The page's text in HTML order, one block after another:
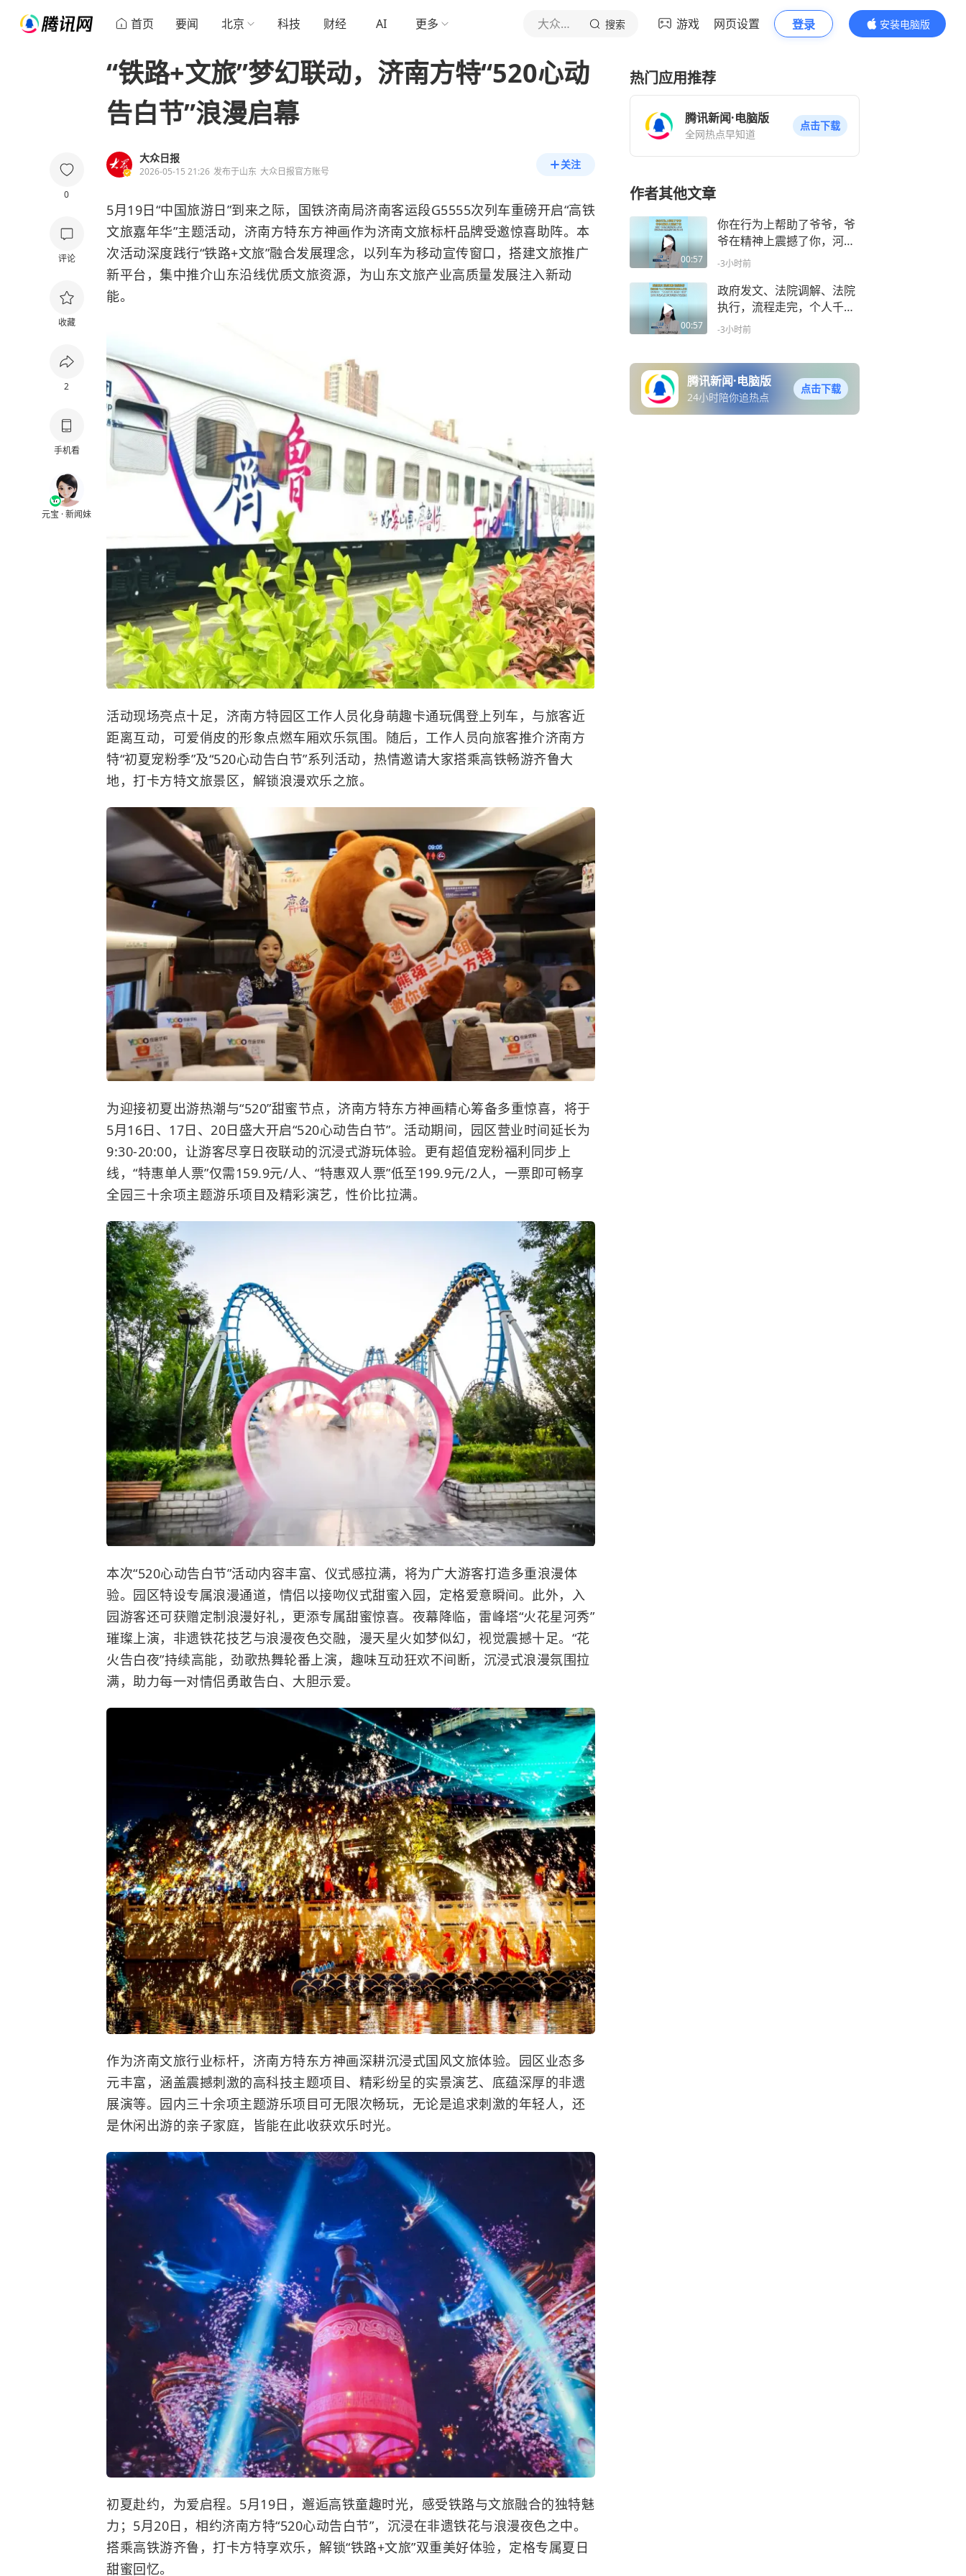
首页 要闻 北京 科技 财经 AI 更多 大众日报 搜索 游戏 网页设置 登录
安装电脑版
内容更精彩
0
评论
收藏
2
手机看
元宝 · 新闻妹
“铁路+文旅”梦幻联动，济南方特“520心动
告白节”浪漫启幕
大众日报
2026-05-15 21:26 发布于山东 大众日报官方账号
关注
5月19日“中国旅游日”到来之际，国铁济南局济南客运段G5555次列车重磅开启“高铁
文旅嘉年华”主题活动，济南方特东方神画作为济南文旅标杆品牌受邀惊喜助阵。本
次活动深度践行“铁路+文旅”融合发展理念，以列车为移动宣传窗口，搭建文旅推广
新平台，集中推介山东沿线优质文旅资源，为山东文旅产业高质量发展注入新动
能。
活动现场亮点十足，济南方特园区工作人员化身萌趣卡通玩偶登上列车，与旅客近
距离互动，可爱俏皮的形象点燃车厢欢乐氛围。随后，工作人员向旅客推介济南方
特“初夏宠粉季”及“520心动告白节”系列活动，热情邀请大家搭乘高铁畅游齐鲁大
地，打卡方特文旅景区，解锁浪漫欢乐之旅。
为迎接初夏出游热潮与“520”甜蜜节点，济南方特东方神画精心筹备多重惊喜，将于
5月16日、17日、20日盛大开启“520心动告白节”。活动期间，园区营业时间延长为
9:30-20:00，让游客尽享日夜联动的沉浸式游玩体验。更有超值宠粉福利同步上
线，“特惠单人票”仅需159.9元/人、“特惠双人票”低至199.9元/2人，一票即可畅享
全园三十余项主题游乐项目及精彩演艺，性价比拉满。
本次“520心动告白节”活动内容丰富、仪式感拉满，将为广大游客打造多重浪漫体
验。园区特设专属浪漫通道，情侣以接吻仪式甜蜜入园，定格爱意瞬间。此外，入
园游客还可获赠定制浪漫好礼，更添专属甜蜜惊喜。夜幕降临， 雷峰塔“火花星河秀”
璀璨上演，非遗铁花技艺与浪漫夜色交融，漫天星火如梦似幻，视觉震撼十足。“花
火告白夜”持续高能，劲歌热舞轮番上演，趣味互动狂欢不间断，沉浸式浪漫氛围拉
满，助力每一对情侣勇敢告白、大胆示爱。
作为济南文旅行业标杆，济南方特东方神画深耕沉浸式国风文旅体验。园区业态多
元丰富，涵盖震撼刺激的高科技主题项目、精彩纷呈的实景演艺、底蕴深厚的非遗
展演等。园内三十余项主题游乐项目可无限次畅玩，无论是追求刺激的年轻人，还
是休闲出游的亲子家庭，皆能在此收获欢乐时光。
初夏赴约，为爱启程。5月19日，邂逅高铁童趣时光，感受铁路与文旅融合的独特魅
力；5月20日，相约济南方特“520心动告白节”，沉浸在非遗铁花与浪漫夜色之中。
搭乘高铁游齐鲁，打卡方特享欢乐，解锁“铁路+文旅”双重美好体验，定格专属夏日
甜蜜回忆。
热门应用推荐
腾讯新闻·电脑版
全网热点早知道
点击下载
作者其他文章
00:57
你在行为上帮助了爷爷，爷
爷在精神上震撼了你，河南
一博主在北京帮老人打车，
印记
-3小时前
00:57
政府发文、法院调解、法院
执行，流程走完，个人千万
拆迁款却被同村人分光，涉
执行到位才是底线！
-3小时前
腾讯新闻·电脑版
24小时陪你追热点
点击下载